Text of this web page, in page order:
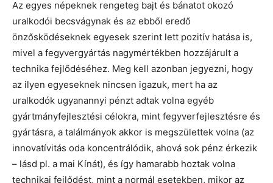
Az egyes népeknek rengeteg bajt és bánatot okozó
uralkodói becsvágynak és az ebből eredő
önzősködéseknek egyesek szerint lett pozitív hatása is,
mivel a fegyvergyártás nagymértékben hozzájárult a
technika fejlődéséhez. Meg kell azonban jegyezni, hogy
az ilyen egyeseknek nincsen igazuk, mert ha az
uralkodók ugyanannyi pénzt adtak volna egyéb
gyártmányfejlesztési célokra, mint fegyverfejlesztésre és
gyártásra, a találmányok akkor is megszülettek volna (az
innovatívitás oda koncentrálódik, ahová sok pénz érkezik
– lásd pl. a mai Kínát), és így hamarabb hoztak volna
technikai fejlődést, mint a normál esetekben, mikor az